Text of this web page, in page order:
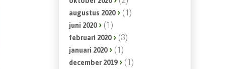
augustus 2020 (1)
juni 2020 (1)
februari 2020 (3)
januari 2020 (1)
december 2019 (1)